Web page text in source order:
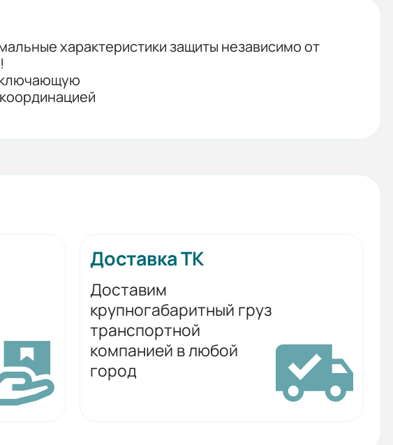
характеристики защиты независимо от
Доставка ТК
Доставим
крупногабаритный груз
транспортной
компанией в любой
город